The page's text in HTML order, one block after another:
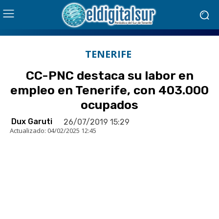
TENERIFE
CC-PNC destaca su labor en
empleo en Tenerife, con 403.000
ocupados
Dux Garuti 26/07/2019 15:29
Actualizado: 04/02/2025 12:45